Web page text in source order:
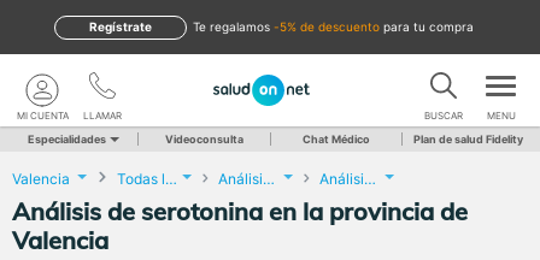
te regalamos -5% de descuento para tu compra
Regístrate
LLAMAR
MI CUENTA BUSCAR MENU
Especialidades Videoconsulta Chat Médico Plan de salud Fidelity
Valencia Todas las localidades Análisis Clínicos Análisis de serotonina
Análisis de serotonina en la provincia de
Valencia